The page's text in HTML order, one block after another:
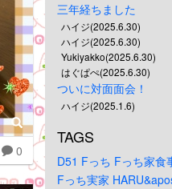
0
三年経ちました
ハイジ(2025.6.30)
ハイジ(2025.6.30)
Yukiyakko(2025.6.30)
はぐぱぺ(2025.6.30)
ついに対面面会！
ハイジ(2025.1.6)
TAGS
D51 Fっち Fっち家食
Fっち実家